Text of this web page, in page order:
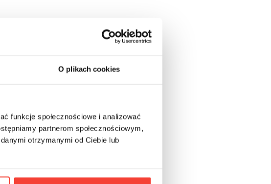
O plikach cookies
funkcje społecznościowe i analizować
partnerom społecznościowym,
otrzymanymi od Ciebie lub